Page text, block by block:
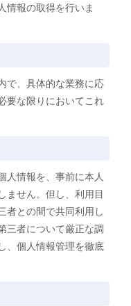
情報の取得を行いま
で、具体的な業務に応
要な限りにおいてこれ
人情報を、事前に本人
ません。但し、利用目
者との間で共同利用し
三者について厳正な調
、個人情報管理を徹底